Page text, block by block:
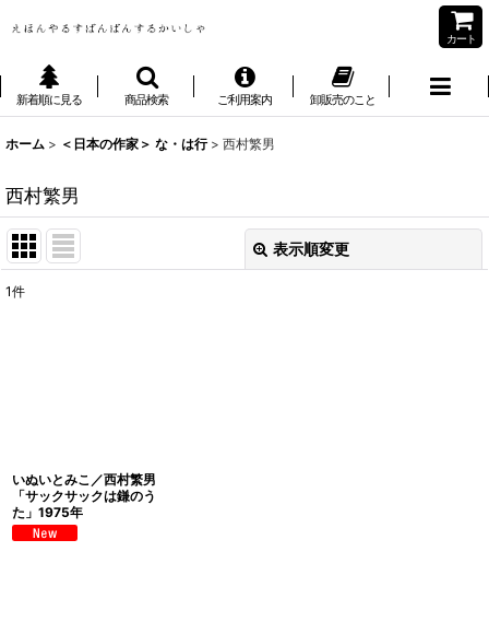
カート
新着順に見る 商品検索 ご利用案内 卸販売のこと
ホーム > ＜日本の作家＞ な・は行 > 西村繁男
西村繁男
表示順変更
1件
いぬいとみこ／西村繁男
「サックサックは鎌のう
た」1975年